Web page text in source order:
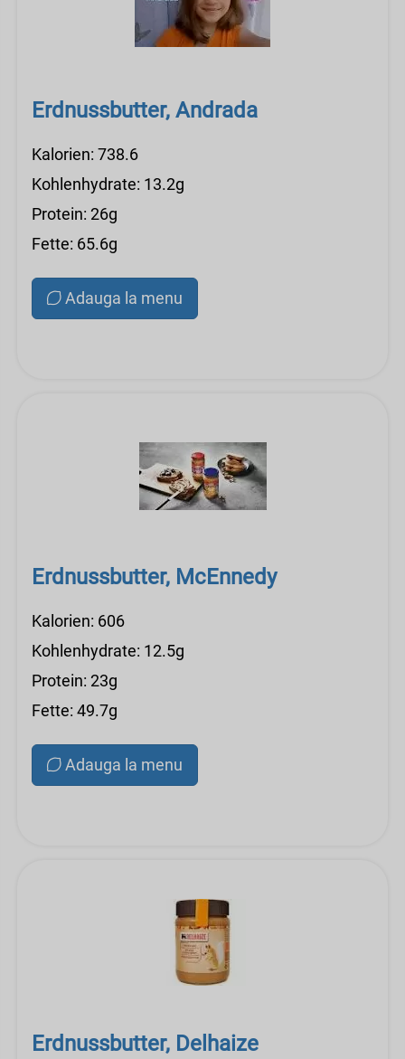
Erdnussbutter, Andrada
Kalorien: 738.6
Kohlenhydrate: 13.2g
Protein: 26g
Fette: 65.6g
Adauga la menu
Erdnussbutter, McEnnedy
Kalorien: 606
Kohlenhydrate: 12.5g
Protein: 23g
Fette: 49.7g
Adauga la menu
Erdnussbutter, Delhaize